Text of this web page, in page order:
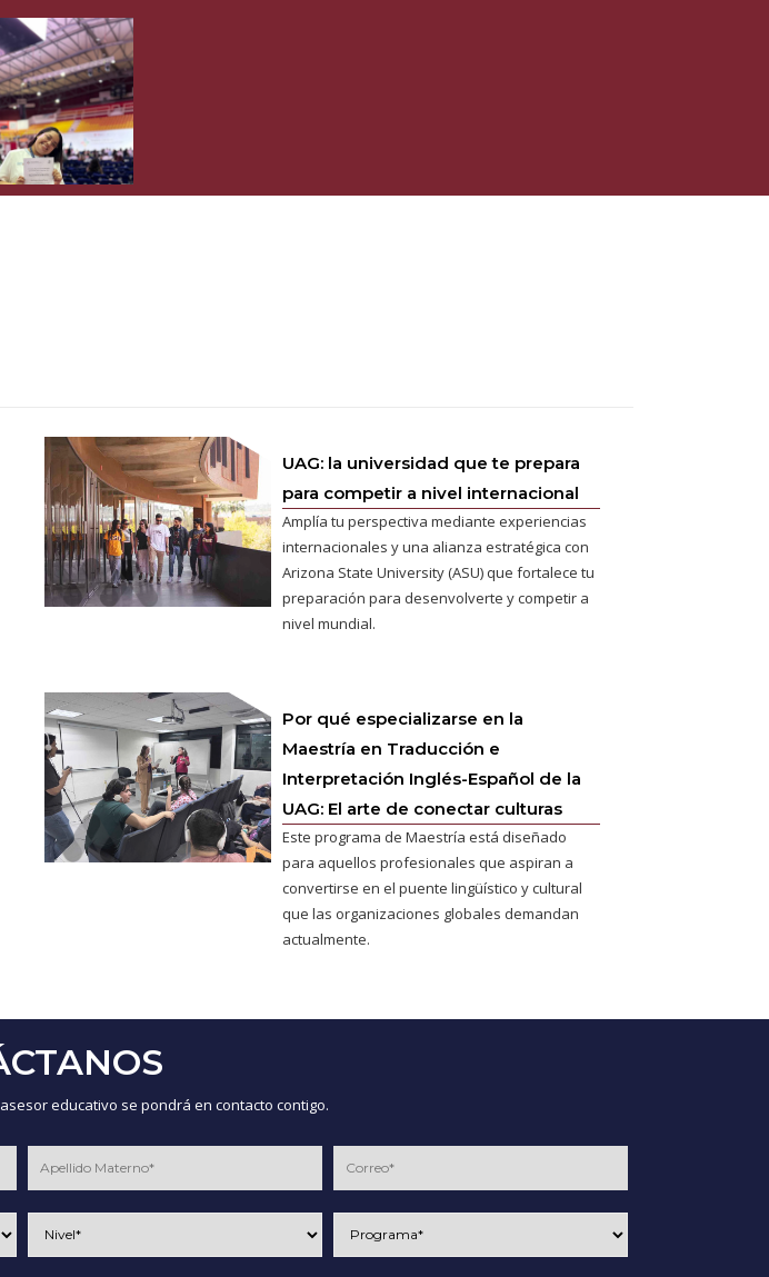
UAG: la universidad que te prepara
para competir a nivel internacional
Amplía tu perspectiva mediante experiencias
internacionales y una alianza estratégica con
Arizona State University (ASU) que fortalece tu
preparación para desenvolverte y competir a
nivel mundial.
Por qué especializarse en la
Maestría en Traducción e
Interpretación Inglés-Español de la
UAG: El arte de conectar culturas
Este programa de Maestría está diseñado
para aquellos profesionales que aspiran a
convertirse en el puente lingüístico y cultural
que las organizaciones globales demandan
actualmente.
educativo se pondrá en contacto contigo.